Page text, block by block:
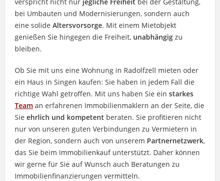
bei Umbauten und Modernisierungen, sondern auch
eine solide Altersvorsorge. Mit einem Mietobjekt
genießen Sie hingegen die Freiheit, unabhängigzu
bleiben.
Ob Sie mit uns eine Wohnung in Radolfzell mieten oder
ein Haus in Singen kaufen: Sie haben in jedem Fall die
richtige Wahl getroffen. Mit uns haben Sie ein starkes
Teaman erfahrenen Immobilienmaklern an der Seite, die
Sie ehrlich und kompetent beraten. Sie profitieren nicht
nur von unseren guten Verbindungen zu Vermietern in
der Region, sondern auch von unserem Partnernetzwerk,
das Sie beim Immobilienkauf unterstützt. Daher können
wir gerne für Sie auf Wunsch auch Beratungen zu
Immobilienfinanzierungen vermitteln.